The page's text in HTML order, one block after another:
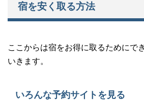
宿を安く取る方法
ここからは宿をお得に取るためにで
いきます。
いろんな予約サイトを見る